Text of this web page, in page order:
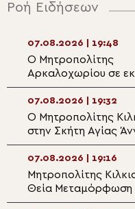
Ροή Ειδήσεων
07.08.2026 | 19:48
Ο Μητροπολίτης
Αρκαλοχωρίου σε
για τα θύματα της
ναζιστικής κατοχής
Εμπάρου
07.08.2026 | 19:32
Ο Μητροπολίτης
στην Σκήτη Αγίας
Αγίου Όρους
07.08.2026 | 19:16
Μητροπολίτης
Θεία Μεταμόρφωση
καλεί να